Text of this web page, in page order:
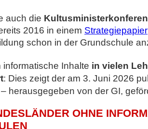
auch die
2016 in einem Strategiepapier
schon in der Grundschule
informatische Inhalte in vielen
: Dies zeigt der am 3. Juni 2026
– herausgegeben von der GI,
OHNE